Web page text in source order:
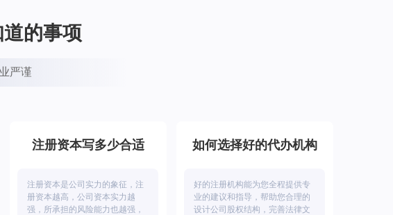
的事项
严谨
注册资本写多少合适
注册资本是公司实力的象征，注
册资本越高，公司资本实力越
强，所承担的风险能力也越强，
如何选择好的代办机构
好的注册机构能为您全程提供专
业的建议和指导，帮助您合理的
设计公司股权结构，完善法律文